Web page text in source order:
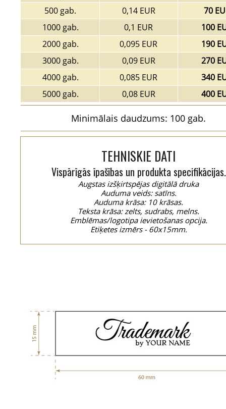
500 gab.
0,14 EUR
70
1000 gab.
0,1 EUR
100
2000 gab.
0,095 EUR
190
3000 gab.
0,09 EUR
270
4000 gab.
0,085 EUR
340
5000 gab.
0,08 EUR 400
Minimālais daudzums: 100 gab.
TEHNISKIE DATI
Vispārīgās īpašības un produkta specifikācijas.
Augstas izšķirtspējas digitālā druka
Auduma veids: satīns.
Auduma krāsa: 10 krāsas.
Teksta krāsa: zelts, sudrabs, melns.
Emblēmas/logotipa ievietošanas opcija.
Etiķetes izmērs - 60x15mm.